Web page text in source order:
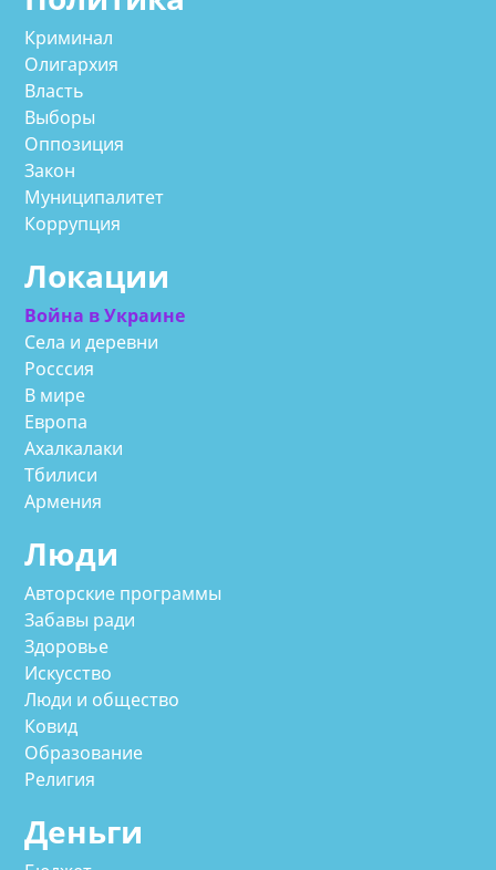
Криминал
Олигархия
Власть
Выборы
Оппозиция
Закон
Муниципалитет
Коррупция
Локации
Война в Украине
Села и деревни
Росссия
В мире
Европа
Ахалкалаки
Тбилиси
Армения
Люди
Авторские программы
Забавы ради
Здоровье
Искусство
Люди и общество
Ковид
Образование
Религия
Деньги